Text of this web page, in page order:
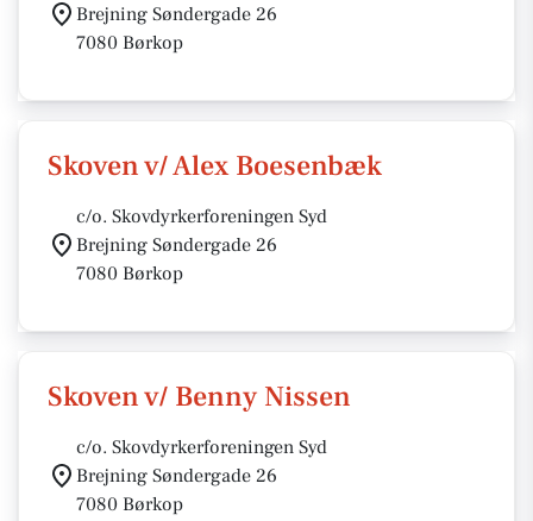
Brejning Søndergade 26
7080 Børkop
Skoven v/ Alex Boesenbæk
c/o. Skovdyrkerforeningen Syd
Brejning Søndergade 26
7080 Børkop
Skoven v/ Benny Nissen
c/o. Skovdyrkerforeningen Syd
Brejning Søndergade 26
7080 Børkop